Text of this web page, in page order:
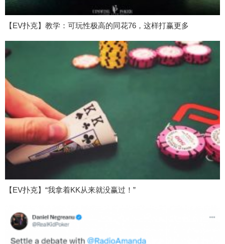
【EV扑克】教学：可玩性极高的同花76，这样打赢更多
【EV扑克】“我拿着KK从来就没赢过！”